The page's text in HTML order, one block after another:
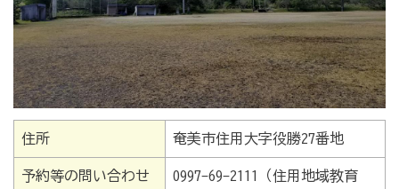
住所 奄美市住用大字役勝27番地
予約等の問い合わせ
0997-69-2111（住用地域教育